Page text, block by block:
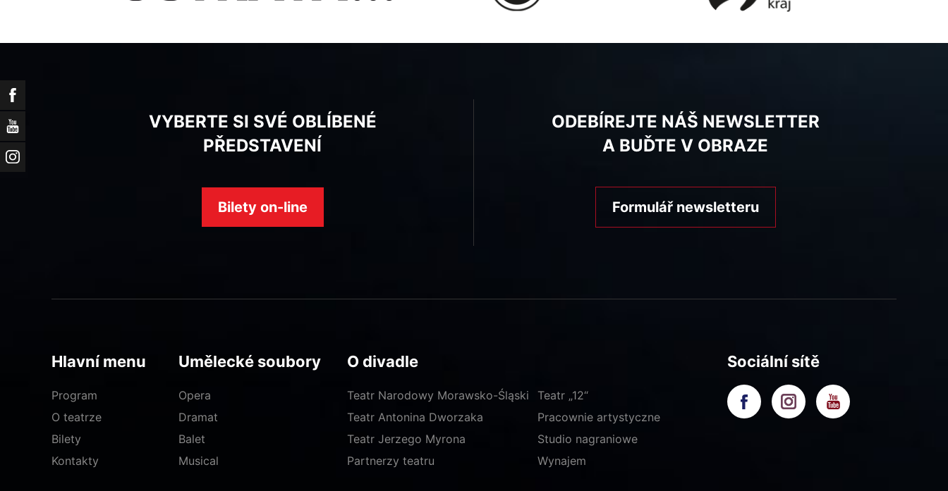
Facebook
YouTube
Instagram
VYBERTE SI SVÉ OBLÍBENÉ
PŘEDSTAVENÍ
Bilety on-line
ODEBÍREJTE NÁŠ NEWSLETTER
A BUĎTE V OBRAZE
Formulář newsletteru
Hlavní menu
Program
O teatrze
Bilety
Kontakty
Umělecké soubory
Opera
Dramat
Balet
Musical
O divadle
Teatr Narodowy Morawsko-Śląski
Teatr Antonina Dworzaka
Teatr Jerzego Myrona
Teatr „12“
Pracownie artystyczne
Studio nagraniowe
Partnerzy teatru
Wynajem
Sociální sítě